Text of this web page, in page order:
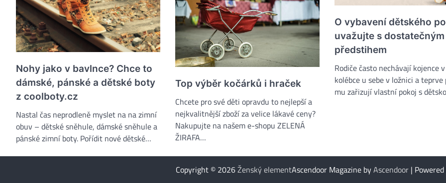
Nohy jako v bavlnce? Chce to
dámské, pánské a dětské boty
z coolboty.cz
Nastal čas neprodleně myslet na na zimní
obuv – dětské sněhule, dámské sněhule a
pánské zimní boty. Pořídit nové dětské…
Top výběr kočárků i hraček
Chcete pro své děti opravdu to nejlepší a
nejkvalitnější zboží za velice lákavé ceny?
Nakupujte na našem e-shopu ZELENÁ
ŽIRAFA…
O vybavení dětského
uvažujte s dostatečným
předstihem
Rodiče často nechávají kojence
kolébce u sebe v ložnici a teprve
mu zařizují vlastní pokoj s
Copyright © 2026Ženský elementAscendoor Magazine byAscendoor| Powered